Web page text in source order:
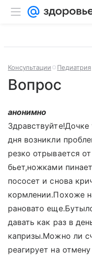
Консультации Педиатрия
Вопрос
анонимно
дня возникли
резко отрывается
бьет,ножками
пососет и снова
кормлении.Похоже
рановато
давать как раз в
капризы.Можно ли
реагирует на